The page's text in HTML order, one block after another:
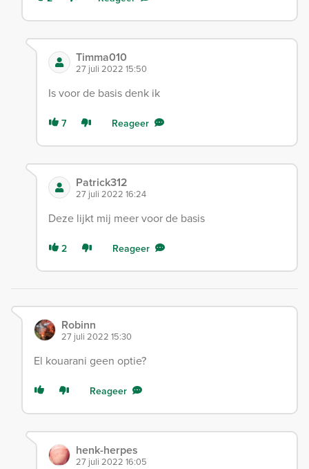
Timma010
27 juli 2022 15:50
Is voor de basis denk ik
7 Reageer
Patrick312
27 juli 2022 16:24
Deze lijkt mij meer voor de basis
2 Reageer
Robinn
27 juli 2022 15:30
El kouarani geen optie?
Reageer
henk-herpes
27 juli 2022 16:05